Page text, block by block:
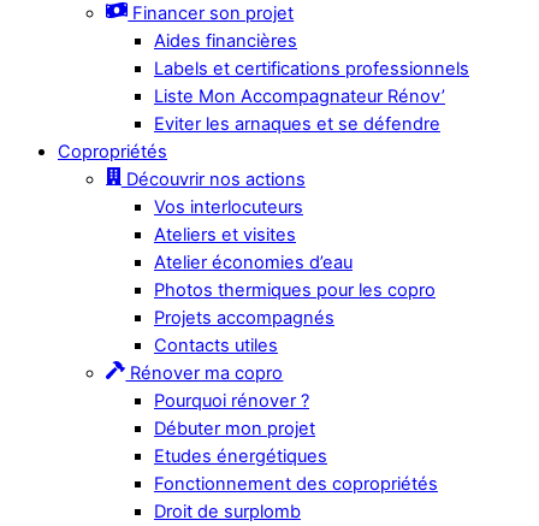
Financer son projet
Aides financières
Labels et certifications professionnels
Liste Mon Accompagnateur Rénov’
Eviter les arnaques et se défendre
Copropriétés
Découvrir nos actions
Vos interlocuteurs
Ateliers et visites
Atelier économies d’eau
Photos thermiques pour les copro
Projets accompagnés
Contacts utiles
Rénover ma copro
Pourquoi rénover ?
Débuter mon projet
Etudes énergétiques
Fonctionnement des copropriétés
Droit de surplomb